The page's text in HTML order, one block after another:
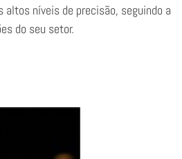
níveis de precisão, seguindo a
do seu setor.